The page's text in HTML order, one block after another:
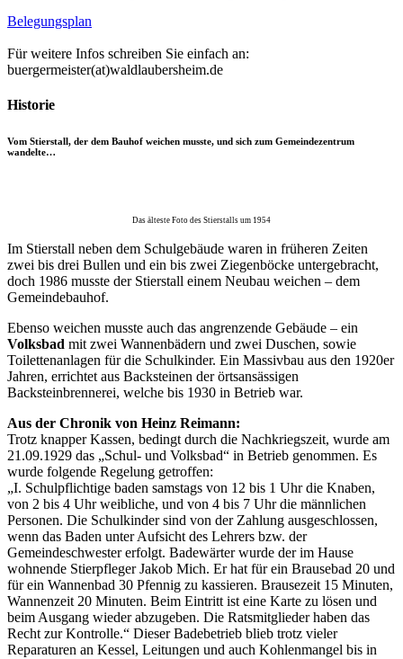
Belegungsplan
Für weitere Infos schreiben Sie einfach an:
buergermeister(at)waldlaubersheim.de
Historie
Vom Stierstall, der dem Bauhof weichen musste, und sich zum Gemeindezentrum
wandelte…
Das älteste Foto des Stierstalls um 1954
Im Stierstall neben dem Schulgebäude waren in früheren Zeiten
zwei bis drei Bullen und ein bis zwei Ziegenböcke untergebracht,
doch 1986 musste der Stierstall einem Neubau weichen – dem
Gemeindebauhof.
Ebenso weichen musste auch das angrenzende Gebäude – ein
Volksbad mit zwei Wannenbädern und zwei Duschen, sowie
Toilettenanlagen für die Schulkinder. Ein Massivbau aus den 1920er
Jahren, errichtet aus Backsteinen der örtsansässigen
Backsteinbrennerei, welche bis 1930 in Betrieb war.
Aus der Chronik von Heinz Reimann:
Trotz knapper Kassen, bedingt durch die Nachkriegszeit, wurde am
21.09.1929 das „Schul- und Volksbad“ in Betrieb genommen. Es
wurde folgende Regelung getroffen:
„I. Schulpflichtige baden samstags von 12 bis 1 Uhr die Knaben,
von 2 bis 4 Uhr weibliche, und von 4 bis 7 Uhr die männlichen
Personen. Die Schulkinder sind von der Zahlung ausgeschlossen,
wenn das Baden unter Aufsicht des Lehrers bzw. der
Gemeindeschwester erfolgt. Badewärter wurde der im Hause
wohnende Stierpfleger Jakob Mich. Er hat für ein Brausebad 20 und
für ein Wannenbad 30 Pfennig zu kassieren. Brausezeit 15 Minuten,
Wannenzeit 20 Minuten. Beim Eintritt ist eine Karte zu lösen und
beim Ausgang wieder abzugeben. Die Ratsmitglieder haben das
Recht zur Kontrolle.“ Dieser Badebetrieb blieb trotz vieler
Reparaturen an Kessel, Leitungen und auch Kohlenmangel bis in